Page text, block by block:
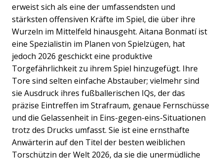
erweist sich als eine der umfassendsten und
stärksten offensiven Kräfte im Spiel, die über ihre
Wurzeln im Mittelfeld hinausgeht. Aitana Bonmatí ist
eine Spezialistin im Planen von Spielzügen, hat
jedoch 2026 geschickt eine produktive
Torgefährlichkeit zu ihrem Spiel hinzugefügt. Ihre
Tore sind selten einfache Abstauber; vielmehr sind
sie Ausdruck ihres fußballerischen IQs, der das
präzise Eintreffen im Strafraum, genaue Fernschüsse
und die Gelassenheit in Eins-gegen-eins-Situationen
trotz des Drucks umfasst. Sie ist eine ernsthafte
Anwärterin auf den Titel der besten weiblichen
Torschützin der Welt 2026, da sie die unermüdliche